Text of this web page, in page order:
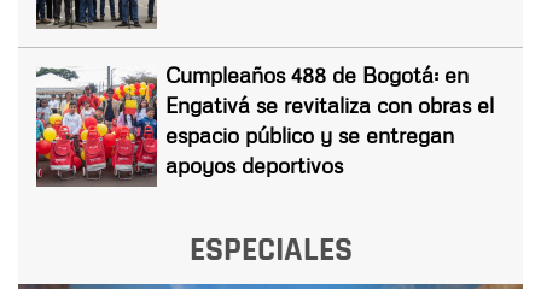
Cumpleaños 488 de Bogotá: en
Engativá se revitaliza con obras el
espacio público y se entregan
apoyos deportivos
ESPECIALES